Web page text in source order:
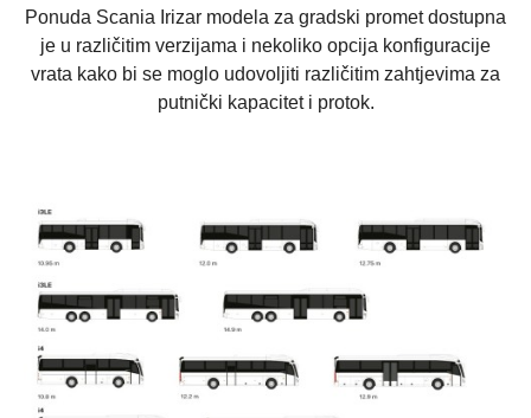
Ponuda Scania Irizar modela za gradski promet dostupna
je u različitim verzijama i nekoliko opcija konfiguracije
vrata kako bi se moglo udovoljiti različitim zahtjevima za
putnički kapacitet i protok.